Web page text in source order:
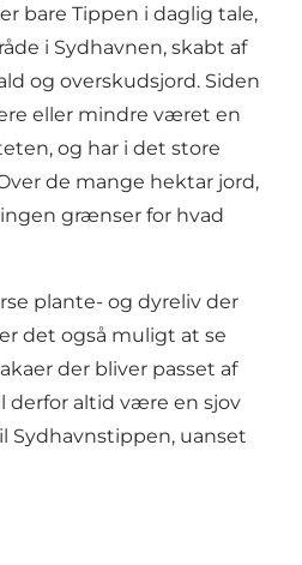
bare Tippen i daglig tale,
i Sydhavnen, skabt af
og overskudsjord. Siden
eller mindre været en
og har i det store
de mange hektar jord,
grænser for hvad
plante- og dyreliv der
det også muligt at se
der bliver passet af
derfor altid være en sjov
uanset